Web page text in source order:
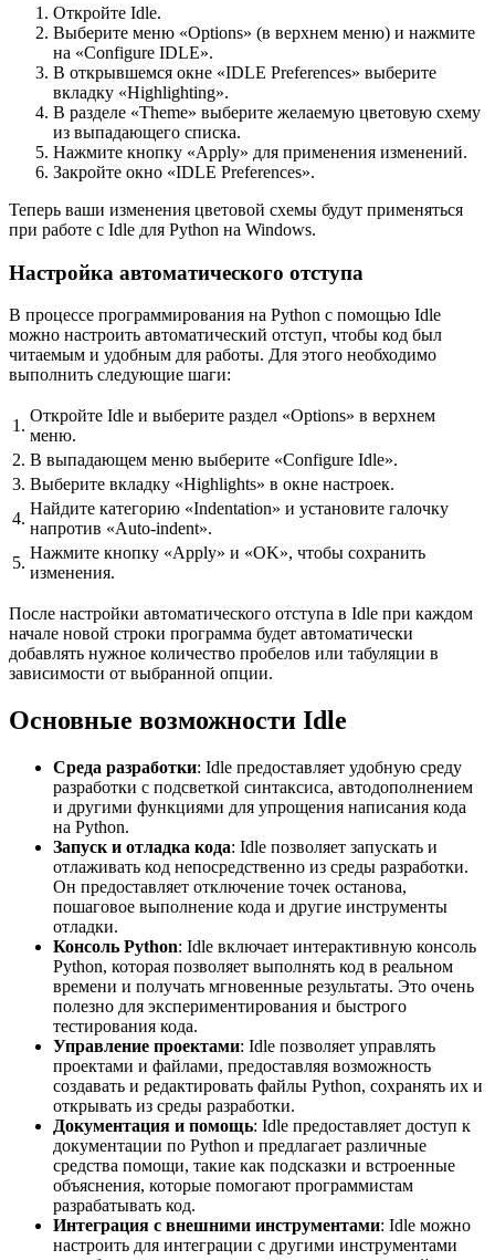
Откройте Idle.
Выберите меню «Options» (в верхнем меню) и нажмите
на «Configure IDLE».
В открывшемся окне «IDLE Preferences» выберите
вкладку «Highlighting».
В разделе «Theme» выберите желаемую цветовую схему
из выпадающего списка.
Нажмите кнопку «Apply» для применения изменений.
Закройте окно «IDLE Preferences».
Теперь ваши изменения цветовой схемы будут применяться
при работе с Idle для Python на Windows.
Настройка автоматического отступа
В процессе программирования на Python с помощью Idle
можно настроить автоматический отступ, чтобы код был
читаемым и удобным для работы. Для этого необходимо
выполнить следующие шаги:
1.
Откройте Idle и выберите раздел «Options» в верхнем
меню.
2. В выпадающем меню выберите «Configure Idle».
3. Выберите вкладку «Highlights» в окне настроек.
4.
Найдите категорию «Indentation» и установите галочку
напротив «Auto-indent».
5.
Нажмите кнопку «Apply» и «OK», чтобы сохранить
изменения.
После настройки автоматического отступа в Idle при каждом
начале новой строки программа будет автоматически
добавлять нужное количество пробелов или табуляции в
зависимости от выбранной опции.
Основные возможности Idle
Среда разработки: Idle предоставляет удобную среду
разработки с подсветкой синтаксиса, автодополнением
и другими функциями для упрощения написания кода
на Python.
Запуск и отладка кода: Idle позволяет запускать и
отлаживать код непосредственно из среды разработки.
Он предоставляет отключение точек останова,
пошаговое выполнение кода и другие инструменты
отладки.
Консоль Python: Idle включает интерактивную консоль
Python, которая позволяет выполнять код в реальном
времени и получать мгновенные результаты. Это очень
полезно для экспериментирования и быстрого
тестирования кода.
Управление проектами: Idle позволяет управлять
проектами и файлами, предоставляя возможность
создавать и редактировать файлы Python, сохранять их и
открывать из среды разработки.
Документация и помощь: Idle предоставляет доступ к
документации по Python и предлагает различные
средства помощи, такие как подсказки и встроенные
объяснения, которые помогают программистам
разрабатывать код.
Интеграция с внешними инструментами: Idle можно
настроить для интеграции с другими инструментами